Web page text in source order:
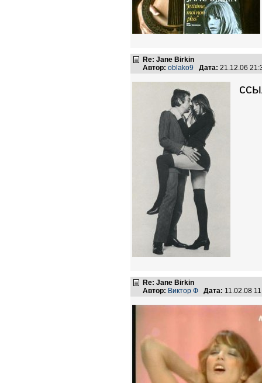
Re: Jane Birkin
Автор: oblako9 Дата: 21.12.06
Re: Jane Birkin
Автор: Виктор Ф Дата: 11.02.08